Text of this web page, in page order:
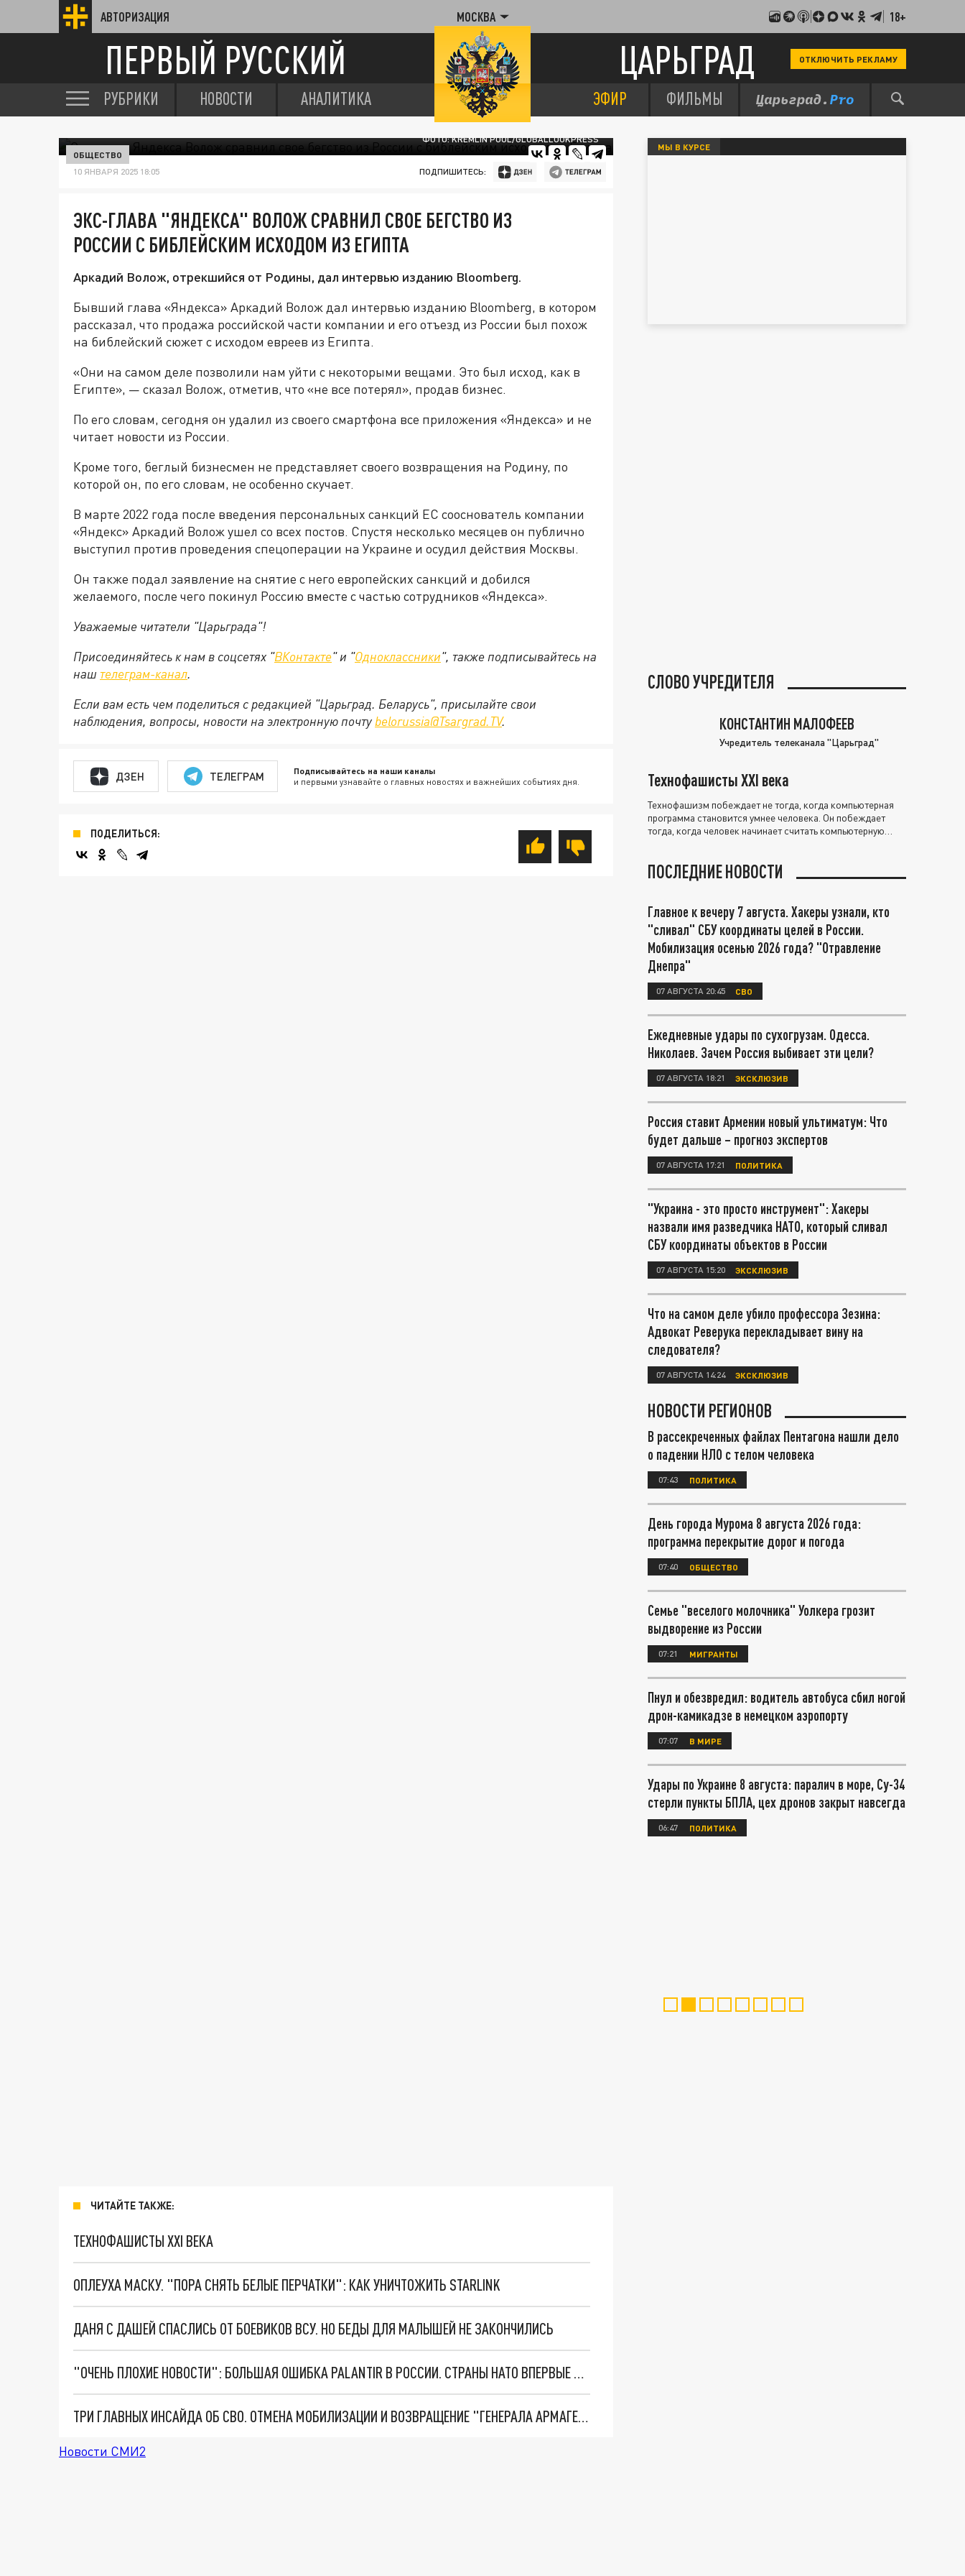
АВТОРИЗАЦИЯ МОСКВА 18+
ПЕРВЫЙ РУССКИЙ ЦАРЬГРАД ОТКЛЮЧИТЬ РЕКЛАМУ
РУБРИКИ НОВОСТИ АНАЛИТИКА ЭФИР ФИЛЬМЫ
ФОТО: KREMLIN POOL/GLOBALLOOKPRESS
ОБЩЕСТВО
10 ЯНВАРЯ 2025 18:05 ПОДПИШИТЕСЬ:
ЭКС-ГЛАВА "ЯНДЕКСА" ВОЛОЖ СРАВНИЛ СВОЕ БЕГСТВО ИЗ
РОССИИ С БИБЛЕЙСКИМ ИСХОДОМ ИЗ ЕГИПТА
Аркадий Волож, отрекшийся от Родины, дал интервью изданию Bloomberg.
Бывший глава «Яндекса» Аркадий Волож дал интервью изданию Bloomberg, в котором
рассказал, что продажа российской части компании и его отъезд из России был похож
на библейский сюжет с исходом евреев из Египта.
«Они на самом деле позволили нам уйти с некоторыми вещами. Это был исход, как в
Египте», — сказал Волож, отметив, что «не все потерял», продав бизнес.
По его словам, сегодня он удалил из своего смартфона все приложения «Яндекса» и не
читает новости из России.
Кроме того, беглый бизнесмен не представляет своего возвращения на Родину, по
которой он, по его словам, не особенно скучает.
В марте 2022 года после введения персональных санкций ЕС сооснователь компании
«Яндекс» Аркадий Волож ушел со всех постов. Спустя несколько месяцев он публично
выступил против проведения спецоперации на Украине и осудил действия Москвы.
Он также подал заявление на снятие с него европейских санкций и добился
желаемого, после чего покинул Россию вместе с частью сотрудников «Яндекса».
Уважаемые читатели "Царьграда"!
Присоединяйтесь к нам в соцсетях "ВКонтакте" и "Одноклассники", также подписывайтесь на
наш телеграм-канал.
Если вам есть чем поделиться с редакцией "Царьград. Беларусь", присылайте свои
наблюдения, вопросы, новости на электронную почту belorussia@Tsargrad.TV.
ДЗЕН ТЕЛЕГРАМ Подписывайтесь на наши каналы
и первыми узнавайте о главных новостях и важнейших событиях дня.
ПОДЕЛИТЬСЯ:
ЧИТАЙТЕ ТАКЖЕ:
ТЕХНОФАШИСТЫ XXI ВЕКА
ОПЛЕУХА МАСКУ. "ПОРА СНЯТЬ БЕЛЫЕ ПЕРЧАТКИ": КАК УНИЧТОЖИТЬ STARLINK
ДАНЯ С ДАШЕЙ СПАСЛИСЬ ОТ БОЕВИКОВ ВСУ. НО БЕДЫ ДЛЯ МАЛЫШЕЙ НЕ ЗАКОНЧИЛИСЬ
"ОЧЕНЬ ПЛОХИЕ НОВОСТИ": БОЛЬШАЯ ОШИБКА PALANTIR В РОССИИ. СТРАНЫ НАТО ВПЕРВЫЕ ЗА СВО ОСТАНОВИЛИ ПОСТАВКИ ОРУЖИЯ. ВСУ ТЕРЯЮТ ПРИГРАНИЧЬЕ?
ТРИ ГЛАВНЫХ ИНСАЙДА ОБ СВО. ОТМЕНА МОБИЛИЗАЦИИ И ВОЗВРАЩЕНИЕ "ГЕНЕРАЛА АРМАГЕДДОНА"? ОТЛИЧНЫЕ НОВОСТИ, КОТОРЫЕ ЖДАЛИ ВСЕ
Новости СМИ2
МЫ В КУРСЕ
СЛОВО УЧРЕДИТЕЛЯ
КОНСТАНТИН МАЛОФЕЕВ
Учредитель телеканала "Царьград"
Технофашисты XXI века
Технофашизм побеждает не тогда, когда компьютерная
программа становится умнее человека. Он побеждает
тогда, когда человек начинает считать компьютерную
ПОСЛЕДНИЕ НОВОСТИ
Главное к вечеру 7 августа. Хакеры узнали, кто
"сливал" СБУ координаты целей в России.
Мобилизация осенью 2026 года? "Отравление
Днепра"
07 АВГУСТА 20:45 СВО
Ежедневные удары по сухогрузам. Одесса.
Николаев. Зачем Россия выбивает эти цели?
07 АВГУСТА 18:21 ЭКСКЛЮЗИВ
Россия ставит Армении новый ультиматум: Что
будет дальше – прогноз экспертов
07 АВГУСТА 17:21 ПОЛИТИКА
"Украина - это просто инструмент": Хакеры
назвали имя разведчика НАТО, который сливал
СБУ координаты объектов в России
07 АВГУСТА 15:20 ЭКСКЛЮЗИВ
Что на самом деле убило профессора Зезина:
Адвокат Реверука перекладывает вину на
следователя?
07 АВГУСТА 14:24 ЭКСКЛЮЗИВ
НОВОСТИ РЕГИОНОВ
В рассекреченных файлах Пентагона нашли дело
о падении НЛО с телом человека
07:43 ПОЛИТИКА
День города Мурома 8 августа 2026 года:
программа перекрытие дорог и погода
07:40 ОБЩЕСТВО
Семье "веселого молочника" Уолкера грозит
выдворение из России
07:21 МИГРАНТЫ
Пнул и обезвредил: водитель автобуса сбил ногой
дрон-камикадзе в немецком аэропорту
07:07 В МИРЕ
Удары по Украине 8 августа: паралич в море, Су-34
стерли пункты БПЛА, цех дронов закрыт навсегда
06:47 ПОЛИТИКА